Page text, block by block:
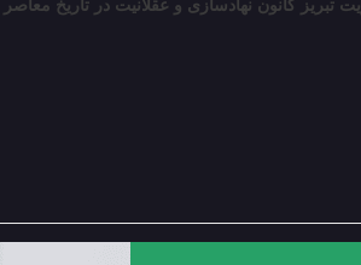
تبریز کانون نهادسازی و عقلانیت در تاریخ